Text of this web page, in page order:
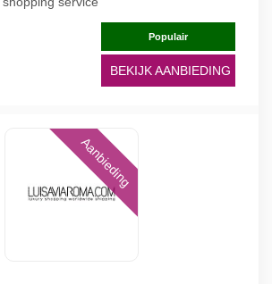
Populair
BEKIJK AANBIEDING
Aanbieding